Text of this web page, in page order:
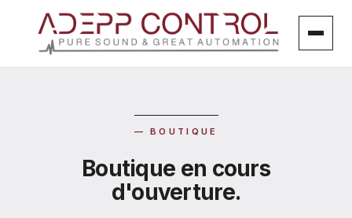
contenu
— BOUTIQUE
Boutique en cours
d'ouverture.